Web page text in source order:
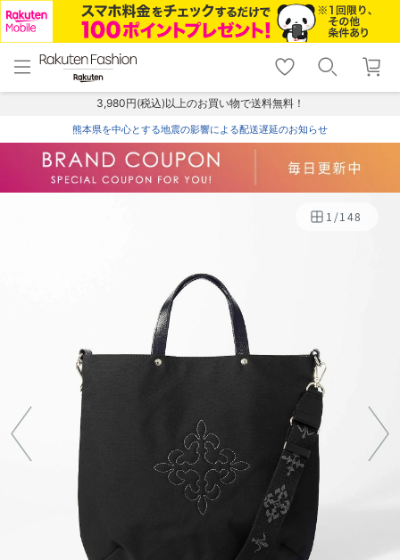
menu home
トップ
shopping_cart lock_outline
ログイン
3,980円(税込)以上のお買い物で送料無料！
熊本県を中心とする地震の影響による配送遅延のお知らせ
1 /148